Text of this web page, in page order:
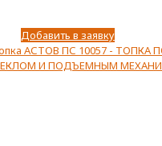
Добавить в заявку